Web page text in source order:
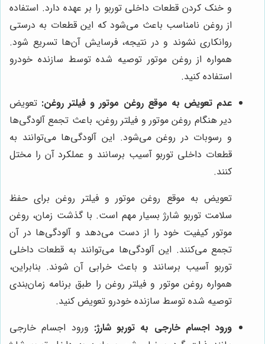
و خنک کردن قطعات داخلی توربو را بر عهده دارد. استفاده
از روغن نامناسب باعث می‌شود که این قطعات به درستی
روانکاری نشوند و در نتیجه، فرسایش آن‌ها تسریع شود.
همواره از روغن موتور توصیه شده توسط سازنده خودرو
استفاده کنید.
عدم تعویض به موقع روغن موتور و فیلتر روغن: تعویض
دیر هنگام روغن موتور و فیلتر روغن، باعث تجمع آلودگی‌ها
و رسوبات در روغن می‌شود. این آلودگی‌ها می‌توانند به
قطعات داخلی توربو آسیب برسانند و عملکرد آن را مختل
کنند.
تعویض به موقع روغن موتور و فیلتر روغن برای حفظ
سلامت توربو شارژ بسیار مهم است. با گذشت زمان، روغن
موتور کیفیت خود را از دست می‌دهد و آلودگی‌ها در آن
تجمع می‌کنند. این آلودگی‌ها می‌توانند به قطعات داخلی
توربو آسیب برسانند و باعث خرابی آن شوند. بنابراین،
همواره روغن موتور و فیلتر روغن را طبق برنامه زمان‌بندی
توصیه شده توسط سازنده خودرو تعویض کنید.
ورود اجسام خارجی به توربو شارژ: ورود اجسام خارجی